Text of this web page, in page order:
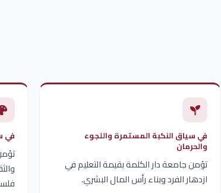
في سياق النكبة المستمرة واللجوء
والحرمان
تؤمن جامعة دار الكلمة بقيمة التعليم في
ازدهار الفرد وبناء رأس المال البشري.
في